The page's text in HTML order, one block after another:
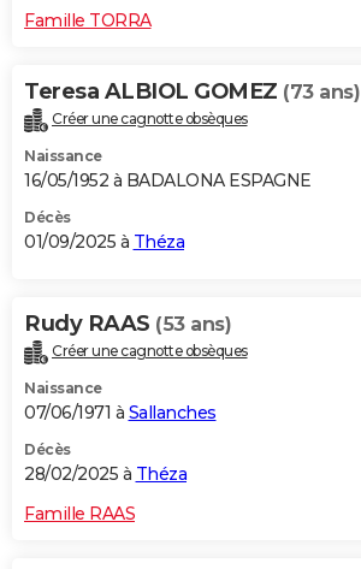
Famille TORRA
Teresa ALBIOL GOMEZ (73 ans)
Créer une cagnotte obsèques
Naissance
16/05/1952 à BADALONA ESPAGNE
Décès
01/09/2025 à Théza
Rudy RAAS (53 ans)
Créer une cagnotte obsèques
Naissance
07/06/1971 à Sallanches
Décès
28/02/2025 à Théza
Famille RAAS